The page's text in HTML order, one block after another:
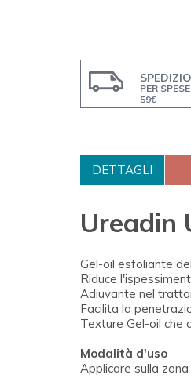
PER
59€
DETTAGLI
Ureadin
Gel-oil esfoliante
Riduce
Adiuvante nel
Facilita la
Texture Gel-oil che
Modalità d'uso
Applicare sulla